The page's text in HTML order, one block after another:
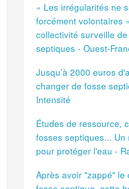
« Les irrégularités ne
forcément volontaires
collectivité surveille
septiques - Ouest-
Jusqu’à 2000 euros
changer de fosse
Intensité
Études de ressource,
fosses septiques... Un
pour protéger l'eau -
Après avoir "zappé" le